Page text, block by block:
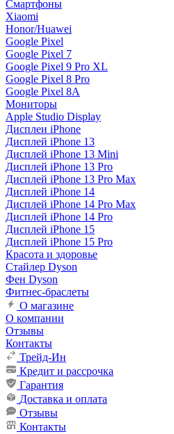
Смартфоны
Xiaomi
Honor/Huawei
Google Pixel
Google Pixel 7
Google Pixel 9 Pro XL
Google Pixel 8 Pro
Google Pixel 8A
Мониторы
Apple Studio Display
Дисплеи iPhone
Дисплей iPhone 13
Дисплей iPhone 13 Mini
Дисплей iPhone 13 Pro
Дисплей iPhone 13 Pro Max
Дисплей iPhone 14
Дисплей iPhone 14 Pro Max
Дисплей iPhone 14 Pro
Дисплей iPhone 15
Дисплей iPhone 15 Pro
Красота и здоровье
Стайлер Dyson
Фен Dyson
Фитнес-браслеты
О магазине
О компании
Отзывы
Контакты
Трейд-Ин
Кредит и рассрочка
Гарантия
Доставка и оплата
Отзывы
Контакты